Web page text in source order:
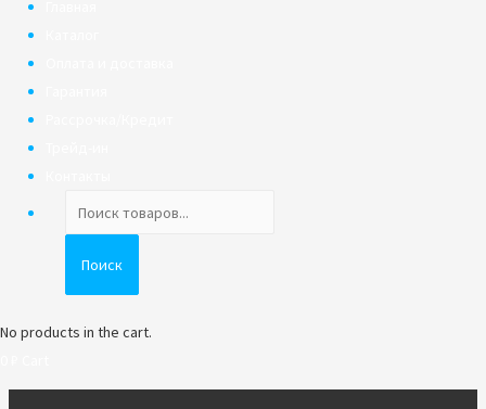
товаров
Поиск
No products in the cart.